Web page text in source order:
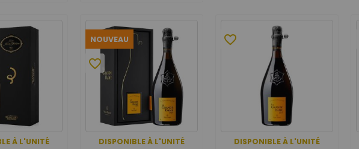
À L'UNITÉ
NOUVEAU
DISPONIBLE À L'UNITÉ
favorite_border
DISPONIBLE À L'UNITÉ
favorite_border